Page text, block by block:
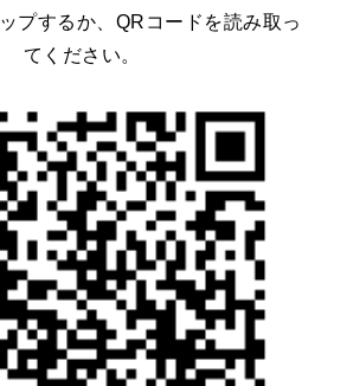
プするか、QRコードを読み取っ
てください。